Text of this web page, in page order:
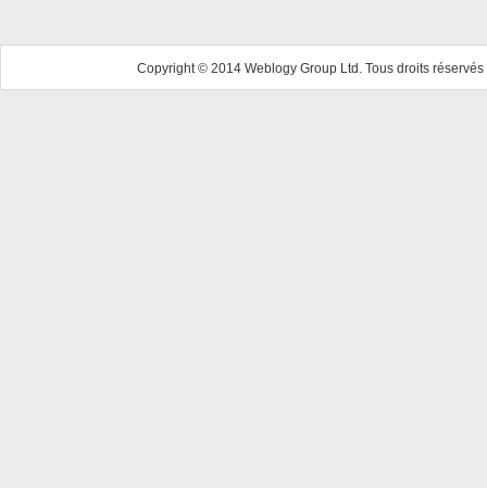
Copyright © 2014 Weblogy Group Ltd. Tous droits